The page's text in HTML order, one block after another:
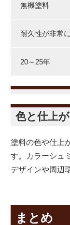
無機塗料
耐久性が非常
20～25年
色と仕上
塗料の色や仕上
す。カラーシュ
デザインや周辺
まとめ